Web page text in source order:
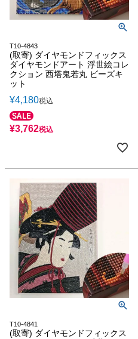
T10-4843
(取寄) ダイヤモンドフィックス
ダイヤモンドアート 浮世絵コレ
クション 西塔鬼若丸 ビーズキ
ット
¥4,180税込
¥3,762税込
T10-4841
(取寄) ダイヤモンドフィックス